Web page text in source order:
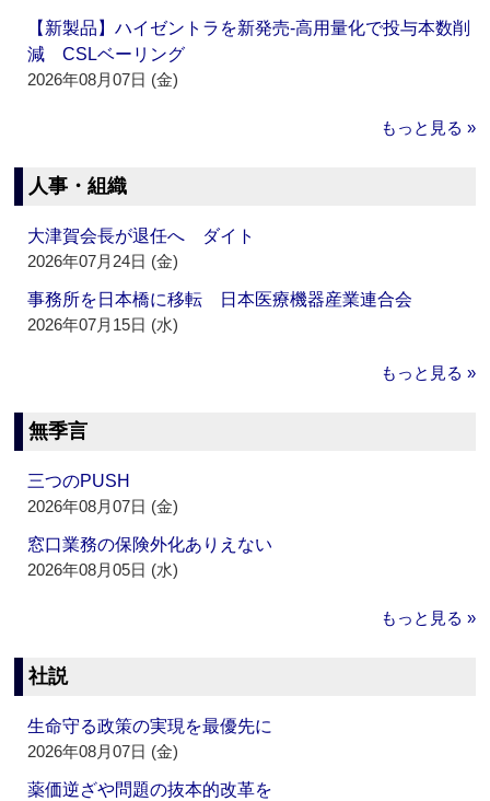
【新製品】ハイゼントラを新発売‐高用量化で投与本数削
減 CSLベーリング
2026年08月07日 (金)
もっと見る »
人事・組織
大津賀会長が退任へ ダイト
2026年07月24日 (金)
事務所を日本橋に移転 日本医療機器産業連合会
2026年07月15日 (水)
もっと見る »
無季言
三つのPUSH
2026年08月07日 (金)
窓口業務の保険外化ありえない
2026年08月05日 (水)
もっと見る »
社説
生命守る政策の実現を最優先に
2026年08月07日 (金)
薬価逆ざや問題の抜本的改革を